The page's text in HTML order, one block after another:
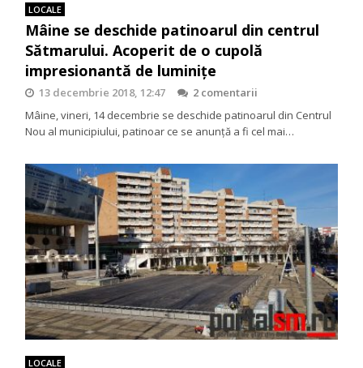
LOCALE
Mâine se deschide patinoarul din centrul
Sătmarului. Acoperit de o cupolă
impresionantă de luminițe
13 decembrie 2018, 12:47
2 comentarii
Mâine, vineri, 14 decembrie se deschide patinoarul din Centrul
Nou al municipiului, patinoar ce se anunță a fi cel mai…
LOCALE